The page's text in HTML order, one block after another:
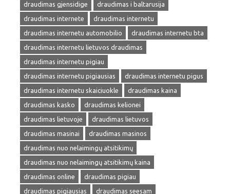
draudimas gjensidige
draudimas i baltarusija
draudimas internete
draudimas internetu
draudimas internetu automobilio
draudimas internetu bta
draudimas internetu lietuvos draudimas
draudimas internetu pigiau
draudimas internetu pigiausias
draudimas internetu pigus
draudimas internetu skaiciuokle
draudimas kaina
draudimas kasko
draudimas kelionei
draudimas lietuvoje
draudimas lietuvos
draudimas masinai
draudimas masinos
draudimas nuo nelaimingų atsitikimų
draudimas nuo nelaimingų atsitikimų kaina
draudimas online
draudimas pigiau
draudimas pigiausias
draudimas seesam